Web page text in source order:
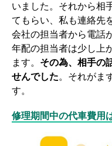
いました。それから相
てもらい、私も連絡先
会社の担当者から電話
年配の担当者は少し上
ます。 その為、相手の
せんでした。それがま
す。
修理期間中の代車費用